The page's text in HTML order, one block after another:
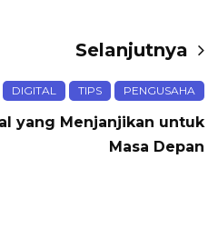
Selanjutnya
DIGITAL TIPS PENGUSAHA
yang Menjanjikan untuk
Masa Depan